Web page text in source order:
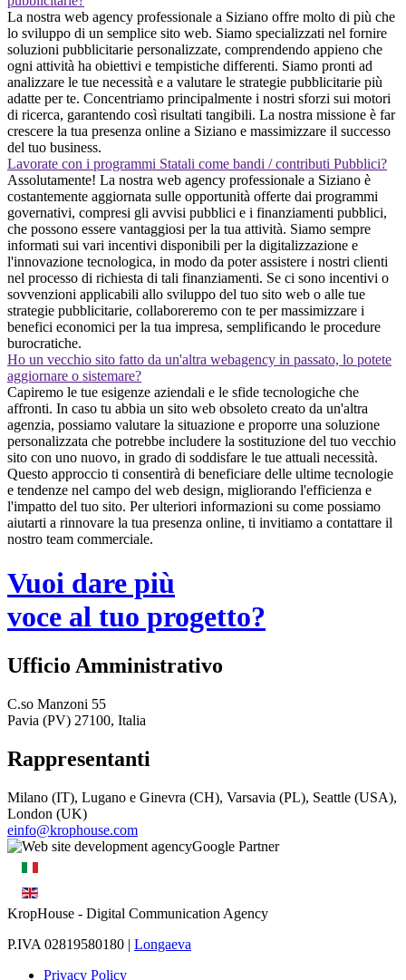
La nostra web agency professionale a Siziano offre molto di più che
lo sviluppo di un semplice sito web. Siamo specializzati nel fornire
soluzioni pubblicitarie personalizzate, comprendendo appieno che
ogni attività ha obiettivi e tempistiche differenti. Siamo pronti ad
analizzare le tue necessità e a valutare le strategie pubblicitarie più
adatte per te. Concentriamo principalmente i nostri sforzi sui motori
di ricerca, garantendo così risultati tangibili. La nostra missione è far
crescere la tua presenza online a Siziano e massimizzare il successo
del tuo business.
Lavorate con i programmi Statali come bandi / contributi Pubblici?
Assolutamente! La nostra web agency professionale a Siziano è
costantemente aggiornata sulle opportunità offerte dai programmi
governativi, compresi gli avvisi pubblici e i finanziamenti pubblici,
che possono essere vantaggiosi per la tua attività. Siamo sempre
informati sui vari incentivi disponibili per la digitalizzazione e
l'innovazione tecnologica, in modo da poter assistere i nostri clienti
nel processo di richiesta di tali finanziamenti. Se ci sono incentivi o
sovvenzioni applicabili allo sviluppo del tuo sito web o alle tue
strategie pubblicitarie, collaboreremo con te per massimizzare i
benefici economici per la tua impresa, semplificando le procedure
burocratiche.
Ho un vecchio sito fatto da un'altra webagency in passato, lo potete
aggiornare o sistemare?
Capiremo le tue esigenze aziendali e le sfide tecnologiche che
affronti. In caso tu abbia un sito web obsoleto creato da un'altra
agenzia, possiamo valutare la situazione e proporre una soluzione
personalizzata che potrebbe includere la sostituzione del tuo vecchio
sito con uno nuovo, in grado di soddisfare le tue attuali necessità.
Questo approccio ti consentirà di beneficiare delle ultime tecnologie
e tendenze nel campo del web design, migliorando l'efficienza e
l'impatto del tuo sito. Per ulteriori informazioni su come possiamo
aiutarti a rinnovare la tua presenza online, ti invitiamo a contattare il
nostro team commerciale.
Vuoi dare più
voce al tuo progetto?
Ufficio Amministrativo
C.so Manzoni 55
Pavia (PV) 27100, Italia
Rappresentanti
Milano (IT), Lugano e Ginevra (CH), Varsavia (PL), Seattle (USA),
London (UK)
einfo@krophouse.com
KropHouse - Digital Communication Agency
P.IVA 02819580180 | Longaeva
Privacy Policy